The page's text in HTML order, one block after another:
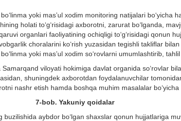
yoki mas’ul xodim monitoring natijalari bо‘yicha
holati tо‘g‘risidagi axborotni, zarurat bо‘lganda,
organlari faoliyatining ochiqligi tо‘g‘risidagi qonun
choralarini kо‘rish yuzasidan tegishli takliflar
yoki mas’ul xodim sо‘rovlarni umumlashtirib,
viloyati hokimiga davlat organida sо‘rovlar
shuningdek axborotdan foydalanuvchilar
nashr etish hamda boshqa muhim masalalar bо‘yicha
7-bob. Yakuniy qoidalar
buzilishida aybdor bо‘lgan shaxslar qonun hujjatlariga